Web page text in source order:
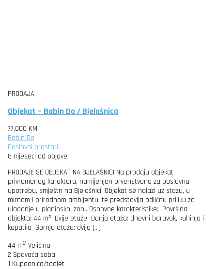
PRODAJA
Objekat – Babin Do / Bjelašnica
77,000 KM
Babin Do
Poslovni prostori
8 mjeseci od objave
PRODAJE SE OBJEKAT NA BJELAŠNICI Na prodaju objekat
privremenog karaktera, namijenjen prvenstveno za poslovnu
upotrebu, smještn na Bjelašnici. Objekat se nalazi uz stazu, u
mirnom i prirodnom ambijentu, te predstavlja odličnu priliku za
ulaganje u planinskoj zoni. Osnovne karakteristike: Površina
objekta: 44 m² Dvije etaže Donja etaža: dnevni boravak, kuhinja i
kupatilo Gornja etaža: dvije […]
44 m2 Veličina
2 Spavaća soba
1 Kupaonica/toalet